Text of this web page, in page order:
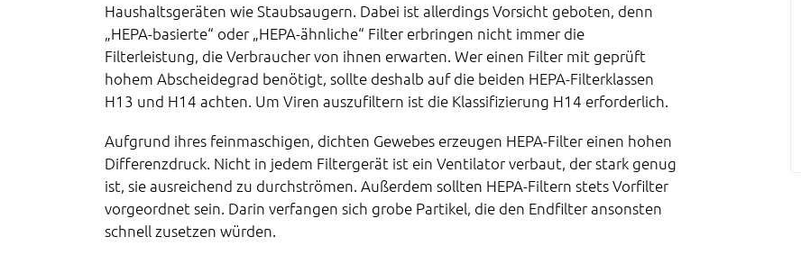
Haushaltsgeräten wie Staubsaugern. Dabei ist allerdings Vorsicht geboten, denn
„HEPA-basierte“ oder „HEPA-ähnliche“ Filter erbringen nicht immer die
Filterleistung, die Verbraucher von ihnen erwarten. Wer einen Filter mit geprüft
hohem Abscheidegrad benötigt, sollte deshalb auf die beiden HEPA-Filterklassen
H13 und H14 achten. Um Viren auszufiltern ist die Klassifizierung H14 erforderlich.
Aufgrund ihres feinmaschigen, dichten Gewebes erzeugen HEPA-Filter einen hohen
Differenzdruck. Nicht in jedem Filtergerät ist ein Ventilator verbaut, der stark genug
ist, sie ausreichend zu durchströmen. Außerdem sollten HEPA-Filtern stets Vorfilter
vorgeordnet sein. Darin verfangen sich grobe Partikel, die den Endfilter ansonsten
schnell zusetzen würden.